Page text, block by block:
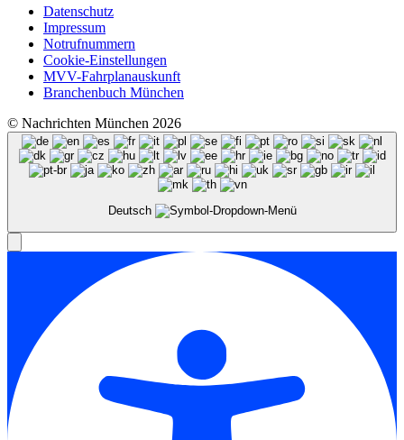
Datenschutz
Impressum
Notrufnummern
Cookie-Einstellungen
MVV-Fahrplanauskunft
Branchenbuch München
© Nachrichten München 2026
Deutsch